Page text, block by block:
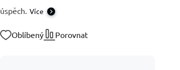
úspěch. Více
Oblíbený Porovnat